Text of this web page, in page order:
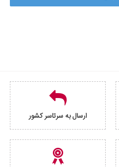
ارسال به سرتاسر کشور